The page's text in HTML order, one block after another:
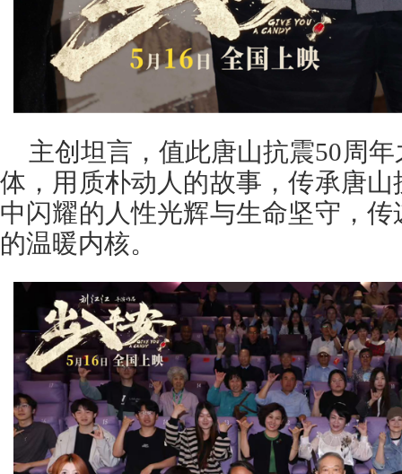
主创坦言，值此唐山抗震50周
体，用质朴动人的故事，传承唐
中闪耀的人性光辉与生命坚守，
的温暖内核。